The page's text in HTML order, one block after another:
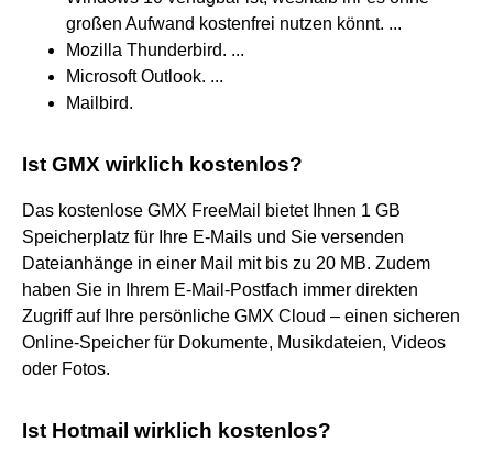
großen Aufwand kostenfrei nutzen könnt. ...
Mozilla Thunderbird. ...
Microsoft Outlook. ...
Mailbird.
Ist GMX wirklich kostenlos?
Das kostenlose GMX FreeMail bietet Ihnen 1 GB
Speicherplatz für Ihre E-Mails und Sie versenden
Dateianhänge in einer Mail mit bis zu 20 MB. Zudem
haben Sie in Ihrem E-Mail-Postfach immer direkten
Zugriff auf Ihre persönliche GMX Cloud – einen sicheren
Online-Speicher für Dokumente, Musikdateien, Videos
oder Fotos.
Ist Hotmail wirklich kostenlos?